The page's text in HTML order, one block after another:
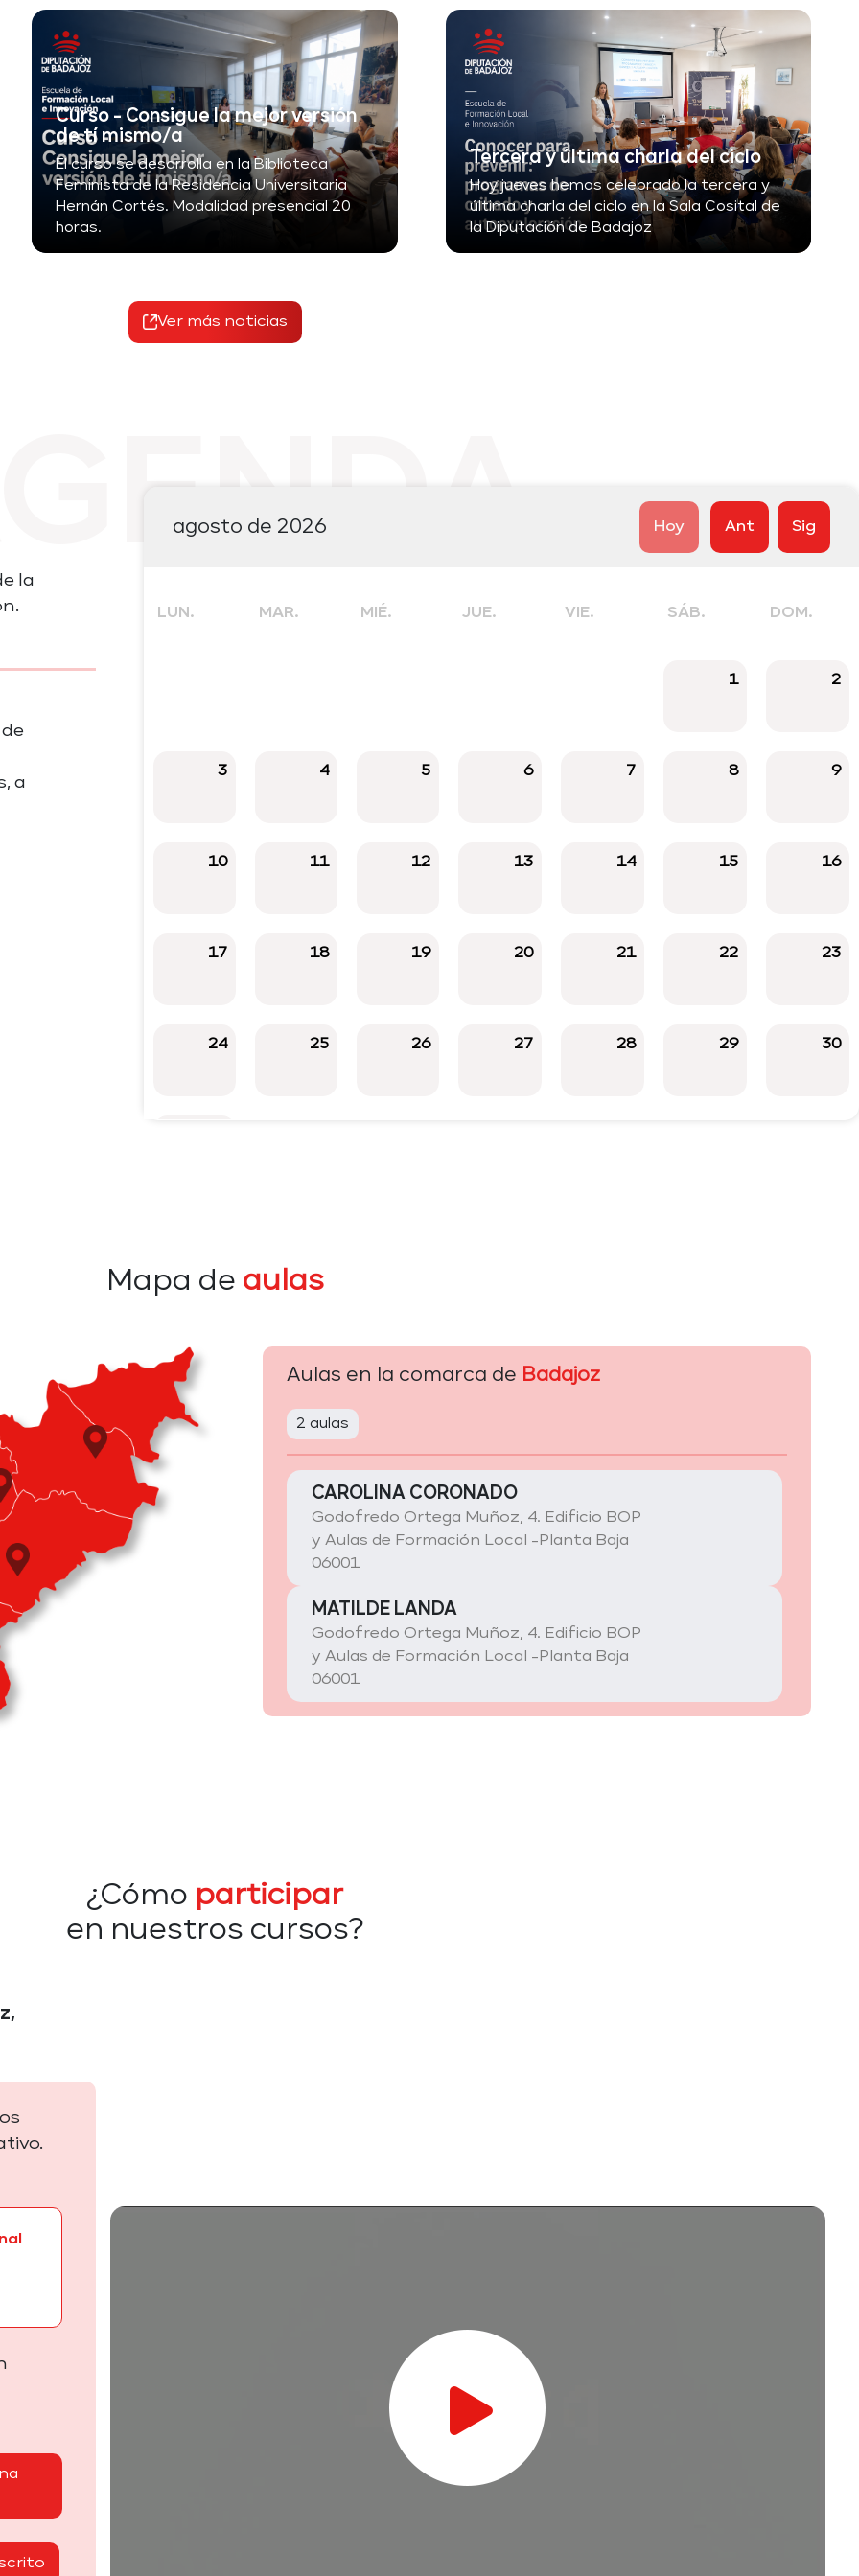
Curso - Consigue la mejor versión
de tí mismo/a
El curso se desarrolla en la Biblioteca
Feminista de la Residencia Universitaria
Hernán Cortés. Modalidad presencial 20
horas.
Tercera y última charla del ciclo
Hoy jueves hemos celebrado la tercera y
última charla del ciclo en la Sala Cosital de
la Diputación de Badajoz
Ver más noticias
la
a
agosto de 2026 Hoy Ant Sig
LUN. MAR. MIÉ. JUE. VIE. SÁB. DOM.
1 2
3 4 5 6 7 8 9
10 11 12 13 14 15 16
17 18 19 20 21 22 23
24 25 26 27 28 29 30
Mapa de aulas
Aulas en la comarca de Badajoz
2 aulas
CAROLINA CORONADO
Godofredo Ortega Muñoz, 4. Edificio BOP
y Aulas de Formación Local -Planta Baja
06001
MATILDE LANDA
Godofredo Ortega Muñoz, 4. Edificio BOP
y Aulas de Formación Local -Planta Baja
06001
¿Cómo participar
en nuestros cursos?